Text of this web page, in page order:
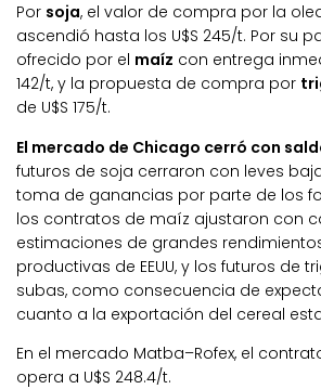
Por soja, el valor de compra por la
ascendió hasta los U$S 245/t. Por su
ofrecido por el maíz con entrega
142/t, y la propuesta de compra por
de U$S 175/t.
El mercado de Chicago cerró con
futuros de soja cerraron con leves
toma de ganancias por parte de los
los contratos de maíz ajustaron con
estimaciones de grandes
productivas de EEUU, y los futuros de
subas, como consecuencia de
cuanto a la exportación del cereal
En el mercado Matba–Rofex, el
opera a U$S 248.4/t.